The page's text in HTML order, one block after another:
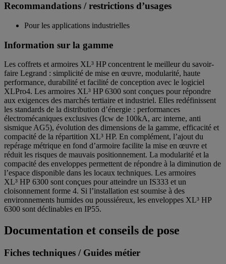
Recommandations / restrictions d’usages
Pour les applications industrielles
Information sur la gamme
Les coffrets et armoires XL³ HP concentrent le meilleur du savoir-
faire Legrand : simplicité de mise en œuvre, modularité, haute
performance, durabilité et facilité de conception avec le logiciel
XLPro4. Les armoires XL³ HP 6300 sont conçues pour répondre
aux exigences des marchés tertiaire et industriel. Elles redéfinissent
les standards de la distribution d’énergie : performances
électromécaniques exclusives (Icw de 100kA, arc interne, anti
sismique AG5), évolution des dimensions de la gamme, efficacité et
compacité de la répartition XL³ HP. En complément, l’ajout du
repérage métrique en fond d’armoire facilite la mise en œuvre et
réduit les risques de mauvais positionnement. La modularité et la
compacité des enveloppes permettent de répondre à la diminution de
l’espace disponible dans les locaux techniques. Les armoires
XL³ HP 6300 sont conçues pour atteindre un IS333 et un
cloisonnement forme 4. Si l’installation est soumise à des
environnements humides ou poussiéreux, les enveloppes XL³ HP
6300 sont déclinables en IP55.
Documentation et conseils de pose
Fiches techniques / Guides métier